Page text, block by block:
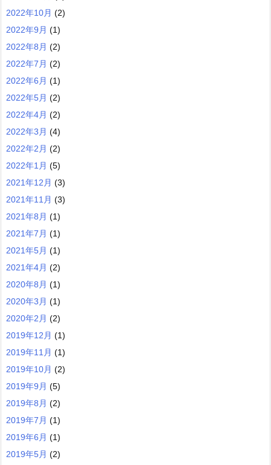
2022年10月 (2)
2022年9月 (1)
2022年8月 (2)
2022年7月 (2)
2022年6月 (1)
2022年5月 (2)
2022年4月 (2)
2022年3月 (4)
2022年2月 (2)
2022年1月 (5)
2021年12月 (3)
2021年11月 (3)
2021年8月 (1)
2021年7月 (1)
2021年5月 (1)
2021年4月 (2)
2020年8月 (1)
2020年3月 (1)
2020年2月 (2)
2019年12月 (1)
2019年11月 (1)
2019年10月 (2)
2019年9月 (5)
2019年8月 (2)
2019年7月 (1)
2019年6月 (1)
2019年5月 (2)